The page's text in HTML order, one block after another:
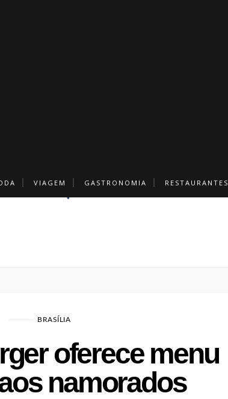
VIAGEM GASTRONOMIA RESTAURANTES
BRASÍLIA
oferece menu
namorados